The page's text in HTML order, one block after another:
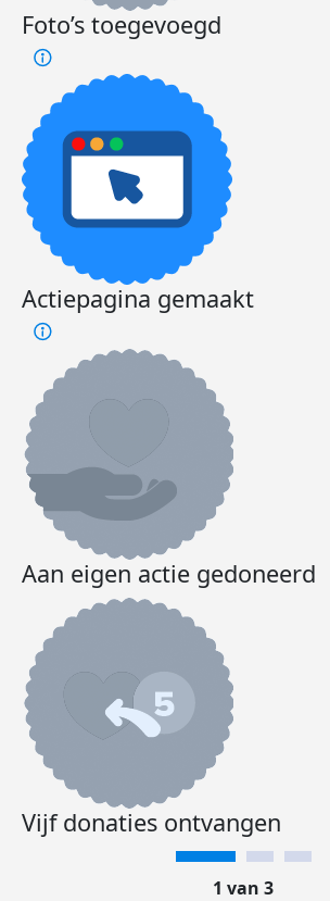
Foto’s toegevoegd
Actiepagina gemaakt
Aan eigen actie gedoneerd
Vijf donaties ontvangen
1 van 3